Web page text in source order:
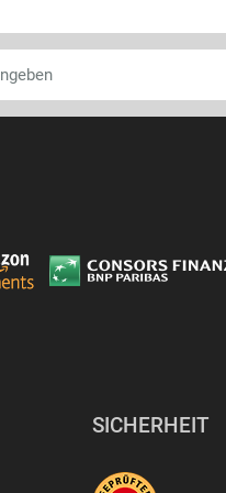
SICHERHEIT